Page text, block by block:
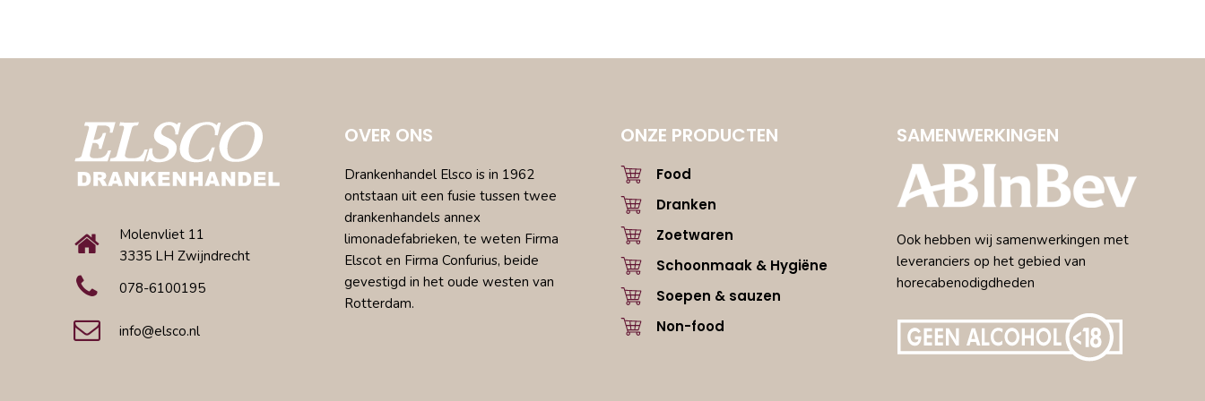
Molenvliet 11
3335 LH Zwijndrecht
078-6100195
info@elsco.nl
OVER ONS
Drankenhandel Elsco is in 1962
ontstaan uit een fusie tussen twee
drankenhandels annex
limonadefabrieken, te weten Firma
Elscot en Firma Confurius, beide
gevestigd in het oude westen van
Rotterdam.
ONZE PRODUCTEN
Food
Dranken
Zoetwaren
Schoonmaak & Hygiëne
Soepen & sauzen
Non-food
SAMENWERKINGEN
Ook hebben wij samenwerkingen met
leveranciers op het gebied van
horecabenodigdheden